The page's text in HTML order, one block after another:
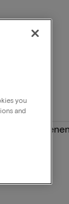
you
and